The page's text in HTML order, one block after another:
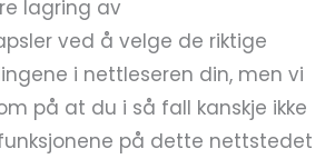
lagring av
ved å velge de riktige
i nettleseren din, men vi
på at du i så fall kanskje ikke
på dette nettstedet